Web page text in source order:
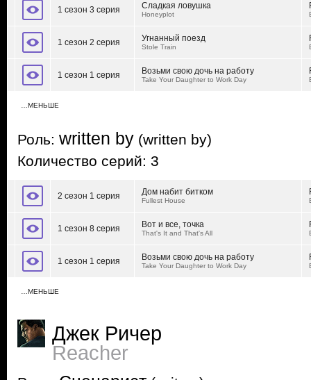
1 сезон 3 серия Сладкая ловушка
Honeyplot
1 сезон 2 серия Угнанный поезд
Stole Train
1 сезон 1 серия Возьми свою дочь на работу
Take Your Daughter to Work Day
…МЕНЬШЕ
Роль: written by (written by)
Количество серий: 3
2 сезон 1 серия Дом набит битком
Fullest House
1 сезон 8 серия Вот и все, точка
That's It and That's All
1 сезон 1 серия Возьми свою дочь на работу
Take Your Daughter to Work Day
…МЕНЬШЕ
Джек Ричер
Reacher